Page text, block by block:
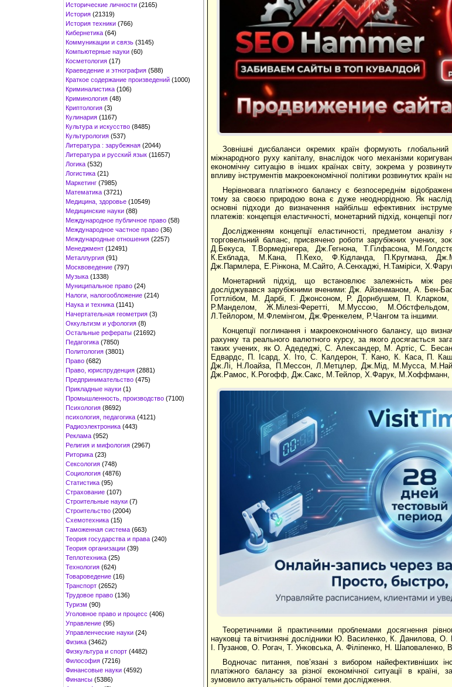
Исторические личности (2165)
История (21319)
История техники (766)
Кибернетика (64)
Коммуникации и связь (3145)
Компьютерные науки (60)
Косметология (17)
Краеведение и этнография (588)
Краткое содержание произведений (1000)
Криминалистика (106)
Криминология (48)
Криптология (3)
Кулинария (1167)
Культура и искусство (8485)
Культурология (537)
Литература : зарубежная (2044)
Литература и русский язык (11657)
Логика (532)
Логистика (21)
Маркетинг (7985)
Математика (3721)
Медицина, здоровье (10549)
Медицинские науки (88)
Международное публичное право (58)
Международное частное право (36)
Международные отношения (2257)
Менеджмент (12491)
Металлургия (91)
Москвоведение (797)
Музыка (1338)
Муниципальное право (24)
Налоги, налогообложение (214)
Наука и техника (1141)
Начертательная геометрия (3)
Оккультизм и уфология (8)
Остальные рефераты (21692)
Педагогика (7850)
Политология (3801)
Право (682)
Право, юриспруденция (2881)
Предпринимательство (475)
Прикладные науки (1)
Промышленность, производство (7100)
Психология (8692)
психология, педагогика (4121)
Радиоэлектроника (443)
Реклама (952)
Религия и мифология (2967)
Риторика (23)
Сексология (748)
Социология (4876)
Статистика (95)
Страхование (107)
Строительные науки (7)
Строительство (2004)
Схемотехника (15)
Таможенная система (663)
Теория государства и права (240)
Теория организации (39)
Теплотехника (25)
Технология (624)
Товароведение (16)
Транспорт (2652)
Трудовое право (136)
Туризм (90)
Уголовное право и процесс (406)
Управление (95)
Управленческие науки (24)
Физика (3462)
Физкультура и спорт (4482)
Философия (7216)
Финансовые науки (4592)
Финансы (5386)
Зовнішні дисбаланси окремих країн формують
міжнародного руху капіталу, внаслідок чого механізми
економічну ситуацію в інших країнах світу, зокрема у
впливу інструментів макроекономічної політики розвинутих країн
Нерівновага платіжного балансу є безпосереднім
тому за своєю природою вона є дуже неоднорідною. Як
основні підходи до визначення найбільш ефективних
платежів: концепція еластичності, монетарний підхід, концепції
Дослідженням концепції еластичності, предметом
торговельний баланс, присвячено роботи зарубіжних учених,
Д.Бекуса, Т.Вормедінгера, Дж.Гегнона, Т.Гілфасона,
К.Екблада, М.Кана, П.Кехо, Ф.Кідланда, П.Кругмана,
Дж.Пармлера, Е.Рінкона, М.Сайто, А.Сенхаджі, Н.Таміріси,
Монетарний підхід, що встановлює залежність між
досліджувався зарубіжними вченими: Дж. Айзенманом, А. Бен-
Готтлібом, М. Дарбі, Г. Джонсоном, Р. Дорнбушем, П.
Р.Манделом, Ж.Мілезі-Феретті, М.Муссою,
Л.Тейлором, М.Флемінгом, Дж.Френкелем, Р.Чангом та іншими.
Концепції поглинання і макроекономічного балансу, що
рахунку та реального валютного курсу, за якого досягається
таких учених, як О. Адедеджі, С. Александер, М. Артіс, С.
Едвардс, П. Ісард, Х. Іто, С. Калдерон, Т. Кано, К. Каса, П.
Дж.Лі, Н.Лоайза, П.Мессон, Л.Метцлер, Дж.Мід, М.Мусса,
Дж.Рамос, К.Рогофф, Дж.Сакс, М.Тейлор, Х.Фарук, М.Хоффманн,
Теоретичними й практичними проблемами досягнення
науковці та вітчизняні дослідники Ю. Василенко, К. Данилова,
І. Пузанов, О. Рогач, Т. Унковська, А. Філіпенко, Н. Шаповаленко,
Водночас питання, пов’язані з вибором найефективніших
платіжного балансу за різної економічної ситуації в
зумовило актуальність обраної теми дослідження.